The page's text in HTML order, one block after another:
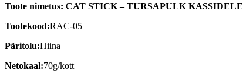
Toote nimetus: CAT STICK – TURSAPULK KASSIDELE
Tootekood:RAC-05
Päritolu:Hiina
Netokaal:70g/kott